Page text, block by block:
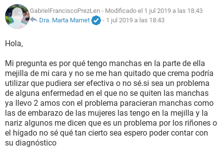
NUTRICIÓN
BIENESTAR
SEXUALIDAD
GLOSARIO
GabrielFranciscoPrezLen - Modificado el 1 jul 2019 a las 18:43
Dra. Marta Marnet
- 1 jul 2019 a las 18:43
Hola,
Mi pregunta es por qué tengo manchas en la parte de ella
mejilla de mi cara y no se me han quitado que crema podría
utilizar que pudiera ser efectiva o no sé.si sea un problema
de alguna enfermedad en el que no se quiten las manchas
ya llevo 2 amos con el problema paracieran manchas como
las de embarazo de las mujeres las tengo en la mejilla y la
nariz algunos me dicen que es un problema por los riñones o
el hígado no sé qué tan cierto sea espero poder contar con
su diagnóstico